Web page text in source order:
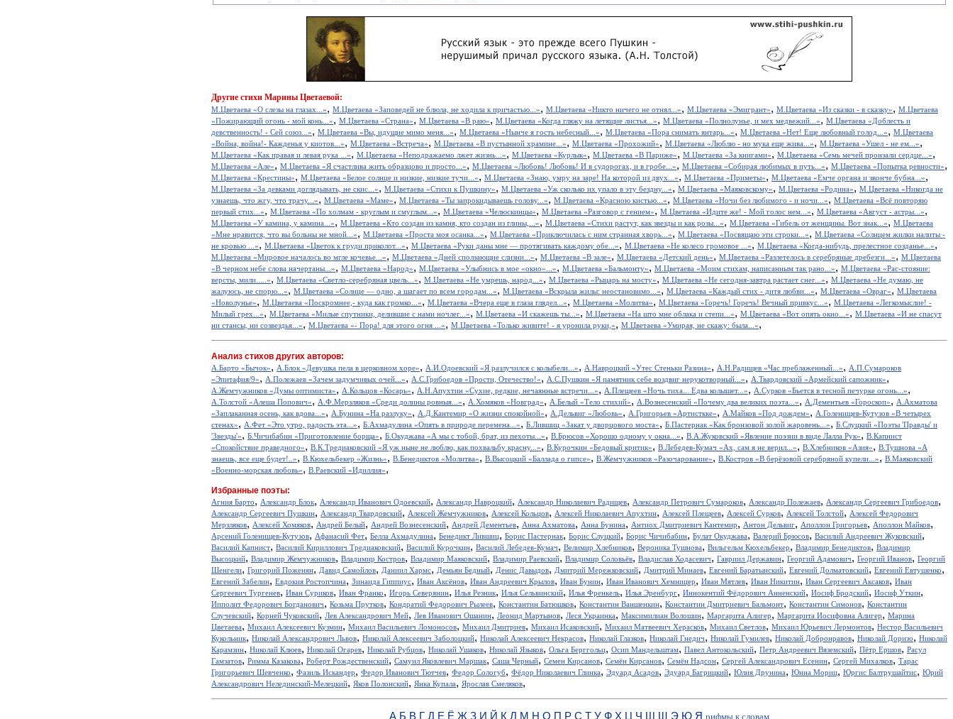
Другие стихи Марины Цветаевой:
М.Цветаева «О слезы на глазах...», М.Цветаева «Заповедей не блюла, не ходила к причастью...», М.Цветаева «Никто ничего не отнял...», М.Цветаева «Эмигрант», М.Цветаева «Из сказки - в сказку», М.Цветаева
«Пожирающий огонь - мой конь...», М.Цветаева «Страна», М.Цветаева «В раю», М.Цветаева «Когда гляжу на летящие листья...», М.Цветаева «Полнолунье, и мех медвежий...», М.Цветаева «Доблесть и
девственность! - Сей союз...», М.Цветаева «Вы, идущие мимо меня...», М.Цветаева «Нынче я гость небесный...», М.Цветаева «Пора снимать янтарь...», М.Цветаева «Нет! Еще любовный голод...», М.Цветаева
«Война, война!- Кажденья у киотов...», М.Цветаева «Встреча», М.Цветаева «В пустынной храмине...», М.Цветаева «Прохожий», М.Цветаева «Люблю - но мука еще жива...», М.Цветаева «Ушел - не ем...»,
М.Цветаева «Как правая и левая рука ...», М.Цветаева «Неподражаемо лжет жизнь...», М.Цветаева «Курлык», М.Цветаева «В Париже», М.Цветаева «За книгами», М.Цветаева «Семь мечей пронзали сердце...»,
М.Цветаева «Але», М.Цветаева «Я счастлива жить образцово и просто...», М.Цветаева «Любовь! Любовь! И в судорогах, и в гробе...», М.Цветаева «Собирая любимых в путь...», М.Цветаева «Попытка ревности»,
М.Цветаева «Крестины», М.Цветаева «Белое солнце и низкие, низкие тучи...», М.Цветаева «Знаю, умру на заре! На которой из двух...», М.Цветаева «Приметы», М.Цветаева «Емче органа и звонче бубна...»,
М.Цветаева «За девками доглядывать, не скис...», М.Цветаева «Стихи к Пушкину», М.Цветаева «Уж сколько их упало в эту бездну...», М.Цветаева «Маяковскому», М.Цветаева «Родина», М.Цветаева «Никогда не
узнаешь, что жгу, что трачу...», М.Цветаева «Маме», М.Цветаева «Ты запрокидываешь голову...», М.Цветаева «Красною кистью...», М.Цветаева «Ночи без любимого - и ночи...», М.Цветаева «Всё повторяю
первый стих...», М.Цветаева «По холмам - круглым и смуглым...», М.Цветаева «Челюскинцы», М.Цветаева «Разговор с гением», М.Цветаева «Идите же! - Мой голос нем...», М.Цветаева «Август - астры...»,
М.Цветаева «У камина, у камина...», М.Цветаева «Кто создан из камня, кто создан из глины,...», М.Цветаева «Стихи растут, как звезды и как розы...», М.Цветаева «Гибель от женщины. Вот знак...», М.Цветаева
«Мне нравится, что вы больны не мной...», М.Цветаева «Проста моя осанка...», М.Цветаева «Приключилась с ним странная хворь...», М.Цветаева «Посвящаю эти строки...», М.Цветаева «Солнцем жилки налиты -
не кровью ...», М.Цветаева «Цветок к груди приколот...», М.Цветаева «Руки даны мне — протягивать каждому обе...», М.Цветаева «Не колесо громовое ...», М.Цветаева «Когда-нибудь, прелестное созданье...»,
М.Цветаева «Мировое началось во мгле кочевье...», М.Цветаева «Дней сползающие слизни...», М.Цветаева «В зале», М.Цветаева «Детский день», М.Цветаева «Разлетелось в серебряные дребезги...», М.Цветаева
«В черном небе слова начертаны...», М.Цветаева «Народ», М.Цветаева «Улыбнись в мое «окно»...», М.Цветаева «Бальмонту», М.Цветаева «Моим стихам, написанным так рано...», М.Цветаева «Рас-стояние:
версты, мили.....», М.Цветаева «Светло-серебряная цвель...», М.Цветаева «Не умрешь, народ...», М.Цветаева «Рыцарь на мосту», М.Цветаева «Не сегодня-завтра растает снег...», М.Цветаева «Не думаю, не
жалуюсь, не спорю...», М.Цветаева «Солнце — одно, а шагает по всем городам...», М.Цветаева «Вскрыла жилы: неостановимо...», М.Цветаева «Каждый стих - дитя любви...», М.Цветаева «Овраг», М.Цветаева
«Новолунье», М.Цветаева «Поскромнее,- куда как громко...», М.Цветаева «Вчера еще в глаза глядел...», М.Цветаева «Молитва», М.Цветаева «Горечь! Горечь! Вечный привкус...», М.Цветаева «Легкомыслие! -
Милый грех...», М.Цветаева «Милые спутники, делившие с нами ночлег...», М.Цветаева «И скажешь ты...», М.Цветаева «На што мне облака и степи...», М.Цветаева «Вот опять окно...», М.Цветаева «И не спасут
ни стансы, ни созвездья...», М.Цветаева «- Пора! для этого огня ...», М.Цветаева «Только живите! - я уронила руки,», М.Цветаева «Умирая, не скажу: была...»,
Анализ стихов других авторов:
А.Барто «Бычок», А.Блок «Девушка пела в церковном хоре», А.И.Одоевский «Я разлучился с колыбели...», А.Навроцкий «Утес Cтеньки Разина», А.Н.Радищев «Час преблаженный...», А.П.Сумароков
«Эпитафия/9», А.Полежаев «Зачем задумчивых очей...», А.С.Грибоедов «Прости, Отечество!», А.С.Пушкин «Я памятник себе воздвиг нерукотворный...», А.Твардовский «Армейский сапожник»,
А.Жемчужников «Думы оптимиста», А.Кольцов «Косарь», А.Н.Апухтин «Сухие, редкие, нечаянные встречи...», А.Плещеев «Ночь тиха... Едва колышет...», А.Сурков «Бьется в тесной печурке огонь...»,
А.Толстой «Алеша Попович», А.Ф.Мерзляков «Среди долины ровныя...», А.Хомяков «Новград», А.Белый «Тело стихий», А.Вознесенский «Почему два великих поэта...», А.Дементьев «Гороскоп», А.Ахматова
«Заплаканная осень, как вдова...», А.Бунина «На разлуку», А.Д.Кантемир «О жизни спокойной», А.Дельвиг «Любовь», А.Григорьев «Артисткке», А.Майков «Под дождем», А.Голенищев-Кутузов «В четырех
стенах», А.Фет «Это утро, радость эта...», Б.Ахмадулина «Опять в природе перемена...», Б.Лившиц «Закат у дворцового моста», Б.Пастернак «Как бронзовой золой жаровень...», Б.Слуцкий «Поэты 'Правды' и
'Звезды'», Б.Чичибабин «Приготовление борща», Б.Окуджава «А мы с тобой, брат, из пехоты...», В.Брюсов «Хорошо одному у окна...», В.А.Жуковский «Явление поэзии в виде Лалла Рук», В.Капнист
«Спокойствие праведного», В.К.Тредиаковский «Я уж ныне не люблю, как похвальбу красну...», В.Курочкин «Бедовый критик», В.Лебедев-Кумач «Ах, сам я не верил...», В.Хлебников «Азия», В.Тушнова «А
знаешь, все еще будет!..», В.Кюхельбекер «Жизнь», В.Бенедиктов «Молитва», В.Высоцкий «Баллада о гипсе», В.Жемчужников «Разочарование», В.Костров «В берёзовой серебряной купели...», В.Маяковский
«Военно-морская любовь», В.Раевский «Идиллия»,
Избранные поэты:
Агния Барто, Александр Блок, Александр Иванович Одоевский, Александр Навроцкий, Александр Николаевич Радищев, Александр Петрович Сумароков, Александр Полежаев, Александр Сергеевич Грибоедов,
Александр Сергеевич Пушкин, Александр Твардовский, Алексей Жемчужников, Алексей Кольцов, Алексей Николаевич Апухтин, Алексей Плещеев, Алексей Сурков, Алексей Толстой, Алексей Федорович
Мерзляков, Алексей Хомяков, Андрей Белый, Андрей Вознесенский, Андрей Дементьев, Анна Ахматова, Анна Бунина, Антиох Дмитриевич Кантемир, Антон Дельвиг, Аполлон Григорьев, Аполлон Майков,
Арсений Голенищев-Кутузов, Афанасий Фет, Белла Ахмадулина, Бенедикт Лившиц, Борис Пастернак, Борис Слуцкий, Борис Чичибабин, Булат Окуджава, Валерий Брюсов, Василий Андреевич Жуковский,
Василий Капнист, Василий Кириллович Тредиаковский, Василий Курочкин, Василий Лебедев-Кумач, Велимир Хлебников, Вероника Тушнова, Вильгельм Кюхельбекер, Владимир Бенедиктов, Владимир
Высоцкий, Владимир Жемчужников, Владимир Костров, Владимир Маяковский, Владимир Раевский, Владимир Соловьёв, Владислав Ходасевич, Гавриил Державин, Георгий Адамович, Георгий Иванов, Георгий
Шенгели, Григорий Поженян, Давид Самойлов, Даниил Хармс, Демьян Бедный, Денис Давыдов, Дмитрий Мережковский, Дмитрий Минаев, Евгений Баратынский, Евгений Долматовский, Евгений Евтушенко,
Евгений Забелин, Евдокия Ростопчина, Зинаида Гиппиус, Иван Аксёнов, Иван Андреевич Крылов, Иван Бунин, Иван Иванович Хемницер, Иван Мятлев, Иван Никитин, Иван Сергеевич Аксаков, Иван
Сергеевич Тургенев, Иван Суриков, Иван Франко, Игорь Северянин, Илья Резник, Илья Сельвинский, Илья Френкель, Илья Эренбург, Иннокентий Фёдорович Анненский, Иосиф Бродский, Иосиф Уткин,
Ипполит Федорович Богданович, Козьма Прутков, Кондратий Федорович Рылеев, Константин Батюшков, Константин Ваншенкин, Константин Дмитриевич Бальмонт, Константин Симонов, Константин
Случевский, Корней Чуковский, Лев Александрович Мей, Лев Иванович Ошанин, Леонид Мартынов, Леся Украинка, Максимилиан Волошин, Маргарита Алигер, Маргарита Иосифовна Алигер, Марина
Цветаева, Михаил Алексеевич Кузмин, Михаил Васильевич Ломоносов, Михаил Дмитриев, Михаил Исаковский, Михаил Матвеевич Херасков, Михаил Светлов, Михаил Юрьевич Лермонтов, Нестор Васильевич
Кукольник, Николай Александрович Львов, Николай Алексеевич Заболоцкий, Николай Алексеевич Некрасов, Николай Глазков, Николай Гнедич, Николай Гумилев, Николай Добронравов, Николай Доризо, Николай
Карамзин, Николай Клюев, Николай Огарев, Николай Рубцов, Николай Ушаков, Николай Языков, Ольга Берггольц, Осип Мандельштам, Павел Антокольский, Петр Андреевич Вяземский, Пётр Ершов, Расул
Гамзатов, Римма Казакова, Роберт Рождественский, Самуил Яковлевич Маршак, Саша Черный, Семен Кирсанов, Семён Кирсанов, Семён Надсон, Сергей Александрович Есенин, Сергей Михалков, Тарас
Григорьевич Шевченко, Фазиль Искандер, Федор Иванович Тютчев, Федор Сологуб, Фёдор Николаевич Глинка, Эдуард Асадов, Эдуард Багрицкий, Юлия Друнина, Юнна Мориц, Юргис Балтрушайтис, Юрий
Александрович Нелединский-Мелецкий, Яков Полонский, Янка Купала, Ярослав Смеляков,
А Б В Г Д Е Ё Ж З И Й К Л М Н О П Р С Т У Ф Х Ц Ч Ш Щ Э Ю Я рифмы к словам